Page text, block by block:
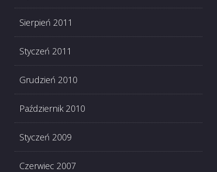
Sierpień 2011
Styczeń 2011
Grudzień 2010
Październik 2010
Styczeń 2009
Czerwiec 2007